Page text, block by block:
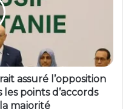
assuré l’opposition
points d’accords
majorité